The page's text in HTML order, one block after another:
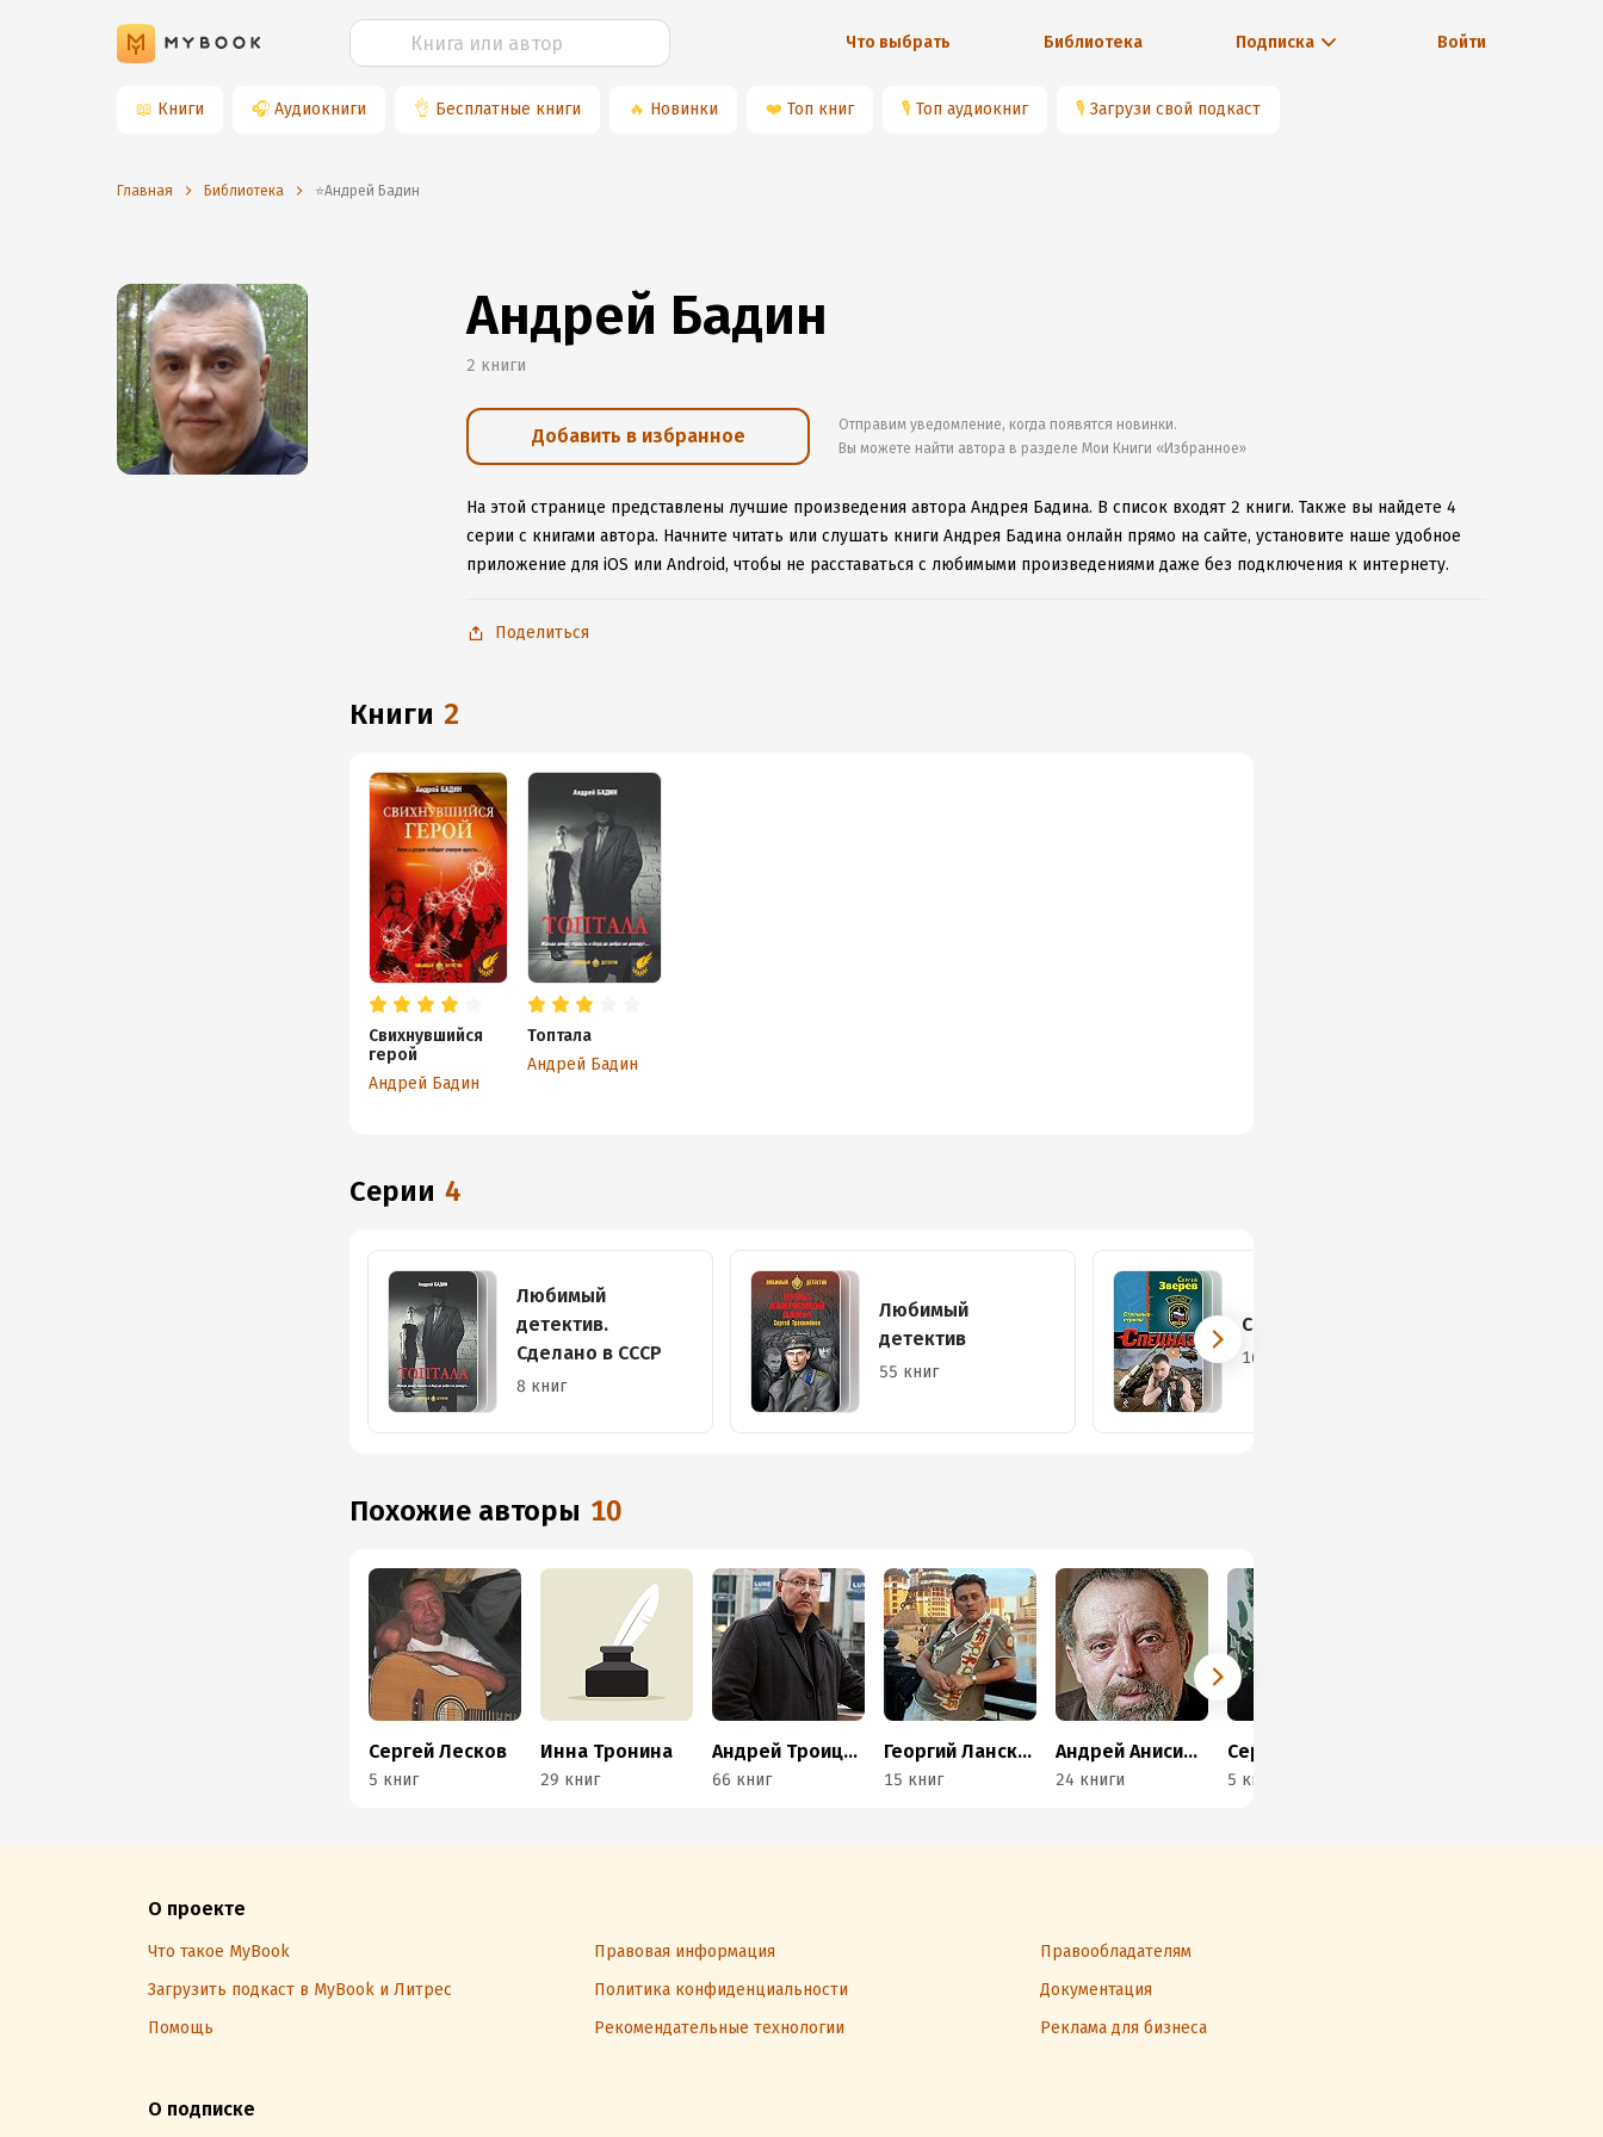
Что выбрать Библиотека Подписка Войти
📖 Книги 🎧 Аудиокниги 👌 Бесплатные книги 🔥 Новинки ❤️ Топ книг 🎙 Топ аудиокниг 🎙 Загрузи свой подкаст
Главная Библиотека ⭐️Андрей Бадин
Андрей Бадин
2 книги
Добавить в избранное
Отправим уведомление, когда появятся новинки.
Вы можете найти автора в разделе Мои Книги «Избранное»
На этой странице представлены лучшие произведения автора Андрея Бадина. В список входят 2 книги. Также вы найдете 4
серии с книгами автора. Начните читать или слушать книги Андрея Бадина онлайн прямо на сайте, установите наше удобное
приложение для iOS или Android, чтобы не расставаться с любимыми произведениями даже без подключения к интернету.
Поделиться
книги 2
Свихнувшийся
герой
Андрей Бадин
Топтала
Андрей Бадин
Серии 4
Любимый
детектив.
Сделано в СССР
8 книг
Любимый
детектив
55 книг
Спецназ
16 книг
Похожие авторы 10
Сергей Лесков
5 книг
Инна Тронина
29 книг
Андрей Троицкий
66 книг
Георгий Ланской
15 книг
Андрей Анисимов
24 книги 5 книг
О проекте
Что такое MyBook Правовая информация
Правообладателям
Загрузить подкаст в MyBook и Литрес
Политика конфиденциальности
Документация
Помощь
Рекомендательные технологии Реклама для бизнеса
О подписке